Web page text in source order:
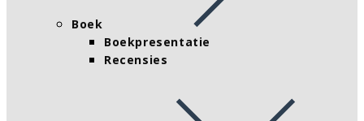
Boek
Boekpresentatie
Recensies